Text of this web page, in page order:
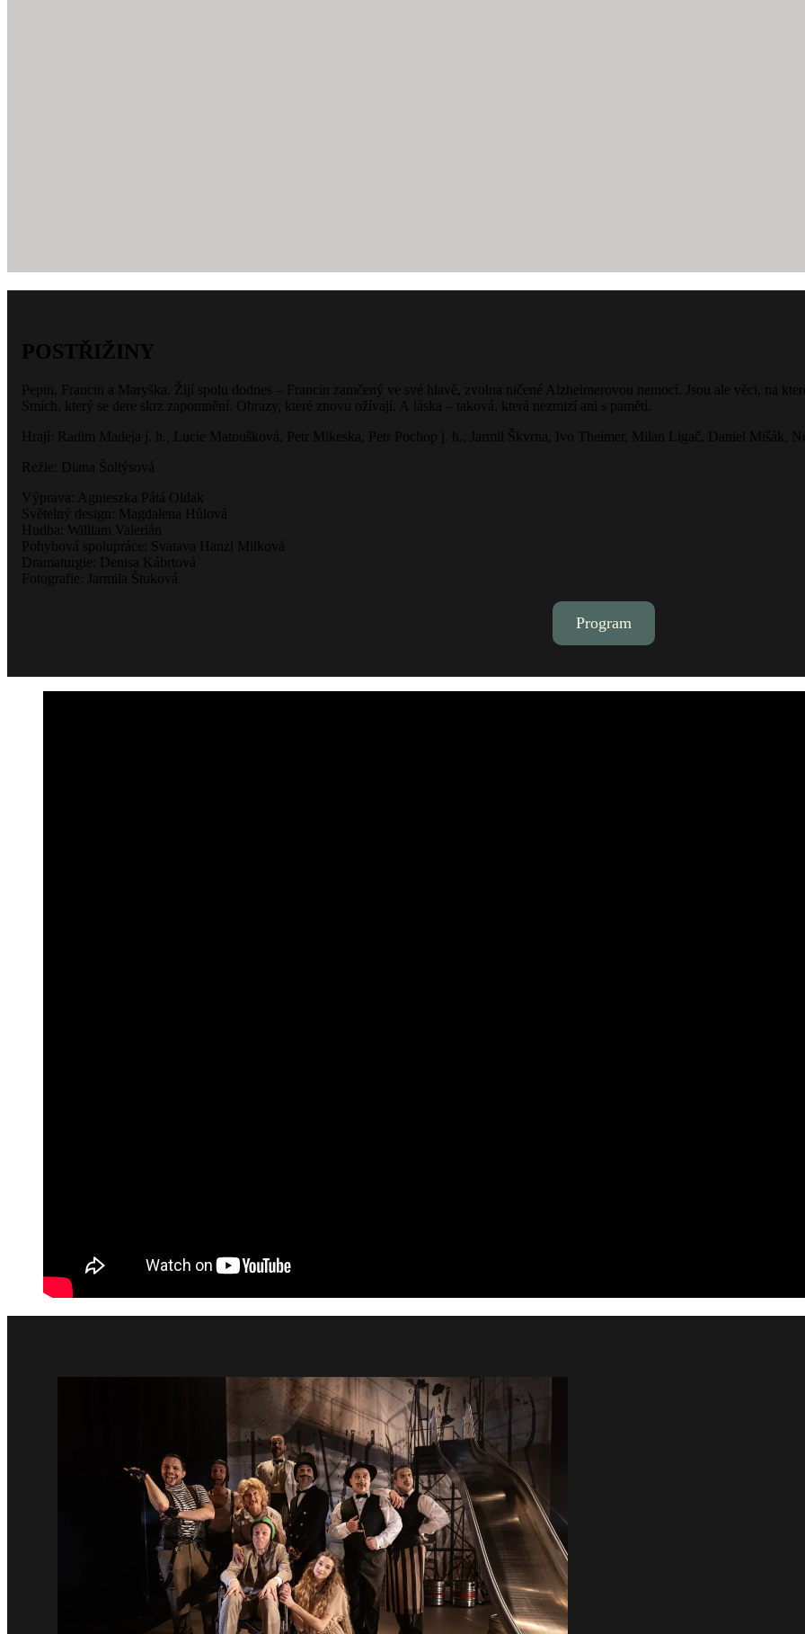
POSTŘIŽINY
Pepin, Francin a Maryška. Žijí spolu dodnes – Francin zamčený ve své hlavě, zvolna ničené Alzheimerovou nemocí. Jsou ale věci, na
Smích, který se dere skrz zapomnění. Obrazy, které znovu ožívají. A láska – taková, která nezmizí ani s pamětí.
Hrají: Radim Madeja j. h., Lucie Matoušková, Petr Mikeska, Petr Pochop j. h., Jarmil Škvrna, Ivo Theimer, Milan Ligač, Daniel Mišák,
Režie: Diana Šoltýsová
Výprava: Agnieszka Pátá Oldak
Světelný design: Magdalena Hůlová
Hudba: William Valerián
Pohybová spolupráce: Svatava Hanzl Milková
Dramaturgie: Denisa Kábrtová
Fotografie: Jarmila Štuková
Program